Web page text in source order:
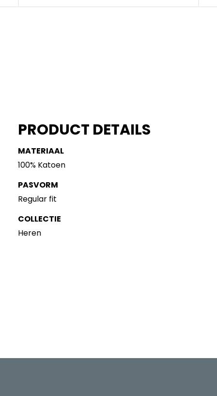
PRODUCT DETAILS
MATERIAAL
100% Katoen
PASVORM
Regular fit
COLLECTIE
Heren